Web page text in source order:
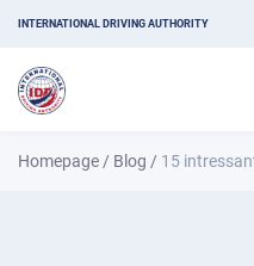
INTERNATIONAL DRIVING AUTHORITY
Homepage / Blog / 15